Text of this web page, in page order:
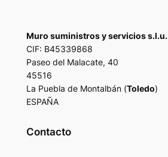
Muro suministros y servicios s.l.u.
CIF: B45339868
Paseo del Malacate, 40
45516
La Puebla de Montalbán (Toledo)
ESPAÑA
Contacto